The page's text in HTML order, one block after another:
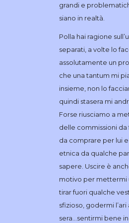
grandi e
siano in realtà.
Polla hai ragione
separati, a volte lo
assolutamente un
che una tantum mi
insieme, non lo
quindi stasera mi
Forse riusciamo a
delle commissioni da
da comprare per lui
etnica da qualche
sapere. Uscire è
motivo per mettermi
tirar fuori qualche
sfizioso, godermi
sera…sentirmi bene